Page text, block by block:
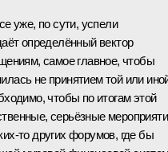
уже, по сути, успели
определённый вектор
самое главное, чтобы
не принятием той или
чтобы по итогам этой
серьёзные
других форумов, где бы